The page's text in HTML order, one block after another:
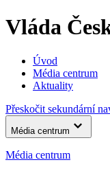
Vláda
Úvod
Média centrum
Aktuality
Přeskočit sekundární
Média centrum
Média centrum